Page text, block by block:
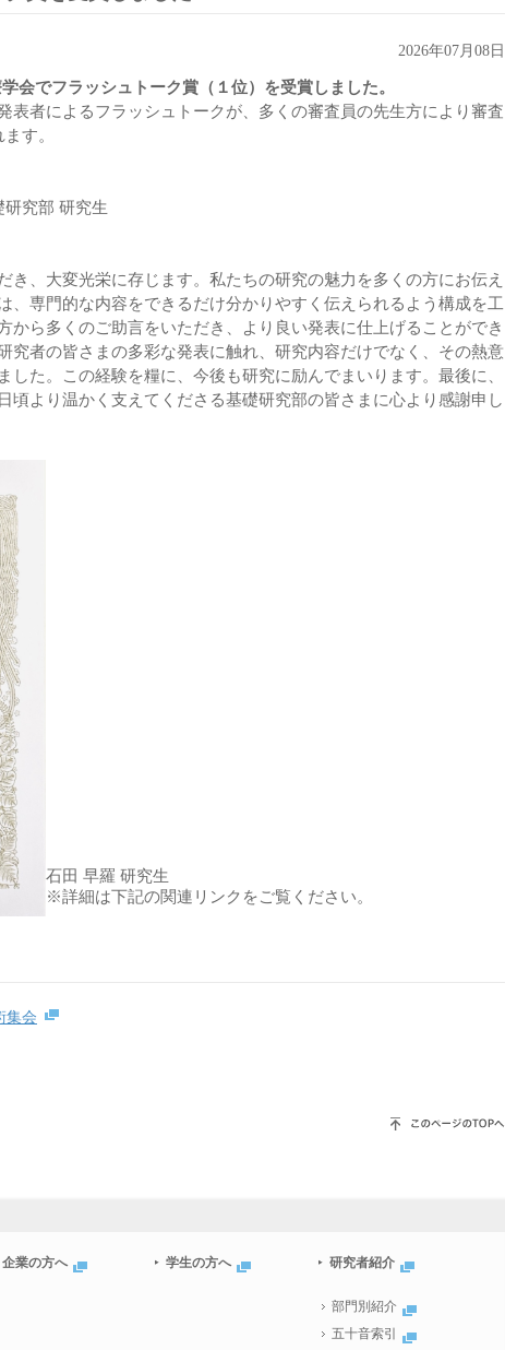
2026年07月08日
会でフラッシュトーク賞（１位）を受賞しました。
表者によるフラッシュトークが、多くの審査員の先生方により審査
す。
究部 研究生
き、大変光栄に存じます。私たちの研究の魅力を多くの方にお伝え
、専門的な内容をできるだけ分かりやすく伝えられるよう構成を工
から多くのご助言をいただき、より良い発表に仕上げることができ
究者の皆さまの多彩な発表に触れ、研究内容だけでなく、その熱意
した。この経験を糧に、今後も研究に励んでまいります。最後に、
頃より温かく支えてくださる基礎研究部の皆さまに心より感謝申し
石田 早羅 研究生
※詳細は下記の関連リンクをご覧ください。
集会
企業の方へ 学生の方へ 研究者紹介
部門別紹介
五十音索引